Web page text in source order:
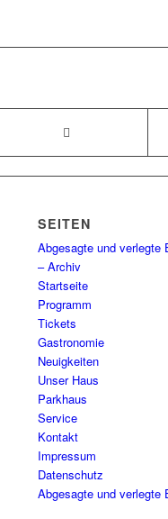
SEITEN
Abgesagte und verlegte
– Archiv
Startseite
Programm
Tickets
Gastronomie
Neuigkeiten
Unser Haus
Parkhaus
Service
Kontakt
Impressum
Datenschutz
Abgesagte und verlegte